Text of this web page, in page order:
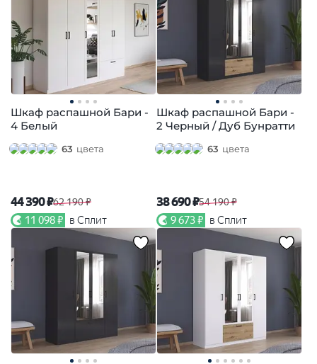
Шкаф распашной Бари -
4 Белый
63 цвета
44 390 ₽62 190 ₽
11 098 ₽ в Сплит
Шкаф распашной Бари -
2 Черный / Дуб Бунратти
63 цвета
38 690 ₽54 190 ₽
9 673 ₽ в Сплит